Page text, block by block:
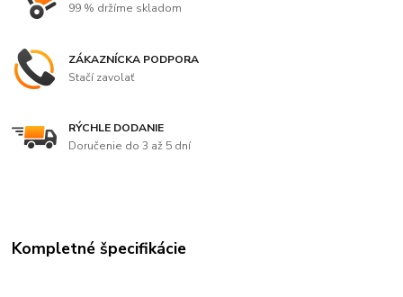
99 % držíme skladom
ZÁKAZNÍCKA PODPORA
Stačí zavolať
RÝCHLE DODANIE
Doručenie do 3 až 5 dní
Kompletné špecifikácie